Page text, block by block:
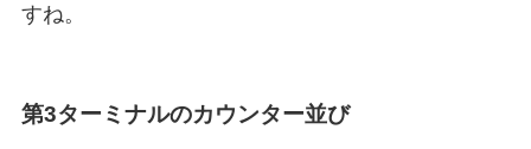
すね。
第3ターミナルのカウンター並び